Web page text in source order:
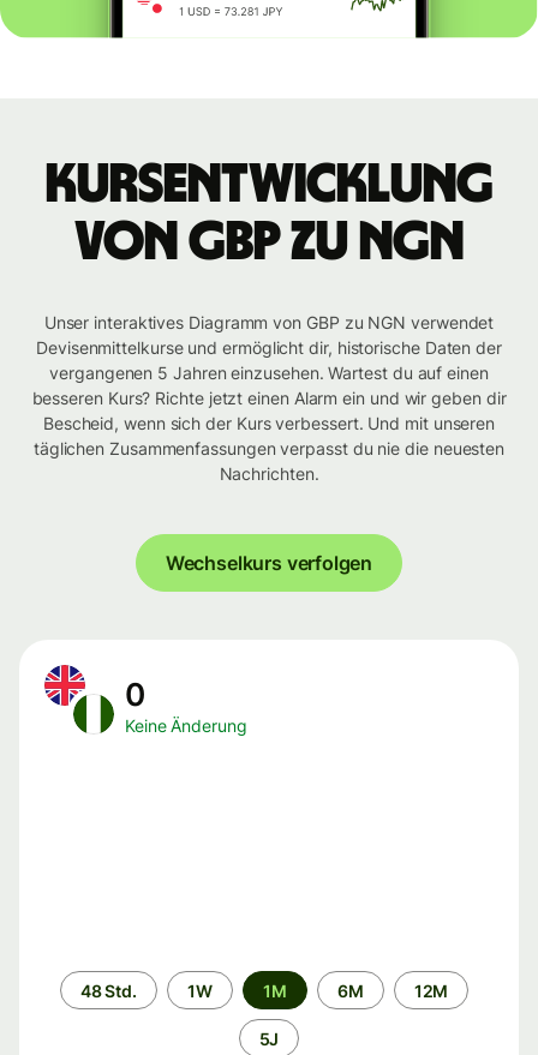
Kursentwicklung
von GBP zu NGN
Unser interaktives Diagramm von GBP zu NGN verwendet
Devisenmittelkurse und ermöglicht dir, historische Daten der
vergangenen 5 Jahren einzusehen. Wartest du auf einen
besseren Kurs? Richte jetzt einen Alarm ein und wir geben dir
Bescheid, wenn sich der Kurs verbessert. Und mit unseren
täglichen Zusammenfassungen verpasst du nie die neuesten
Nachrichten.
Wechselkurs verfolgen
0
Keine Änderung
Zeitraum
48 Std. 1W 1M 6M 12M
5J